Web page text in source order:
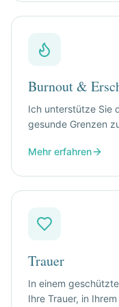
Burnout &
Ich unterstütze Sie
gesunde Grenzen
Mehr erfahren
Trauer
In einem
Ihre Trauer, in